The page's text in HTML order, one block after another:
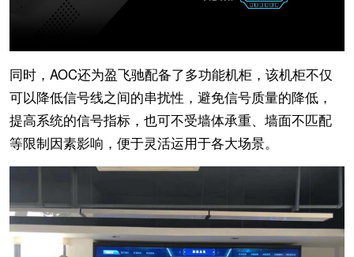
同时，AOC还为盈飞驰配备了多功能机柜，该机柜不仅
可以降低信号线之间的串扰性，避免信号质量的降低，
提高系统的信号指标，也可不受墙体承重、墙面不匹配
等限制因素影响，便于灵活运用于各大场景。